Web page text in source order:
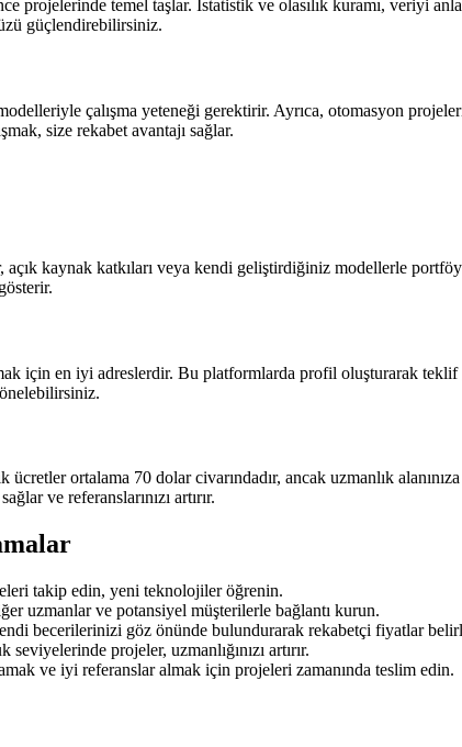
projelerinde temel taşlar. İstatistik ve olasılık kuramı, veriyi
güçlendirebilirsiniz.
çalışma yeteneği gerektirir. Ayrıca, otomasyon
size rekabet avantajı sağlar.
kaynak katkıları veya kendi geliştirdiğiniz modellerle
için en iyi adreslerdir. Bu platformlarda profil oluşturarak teklif
ortalama 70 dolar civarındadır, ancak uzmanlık
ve referanslarınızı artırır.
takip edin, yeni teknolojiler öğrenin.
uzmanlar ve potansiyel müşterilerle bağlantı kurun.
becerilerinizi göz önünde bulundurarak rekabetçi fiyatlar
projeler, uzmanlığınızı artırır.
ve iyi referanslar almak için projeleri zamanında teslim edin.